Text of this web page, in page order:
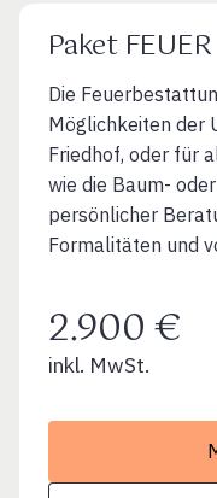
Paket FEUER
Die
Möglichkeiten der
Friedhof, oder für
wie die Baum-
persönlicher
Formalitäten und
2.900 €
inkl. MwSt.